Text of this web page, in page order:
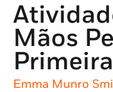
Mãos
Emma Munro